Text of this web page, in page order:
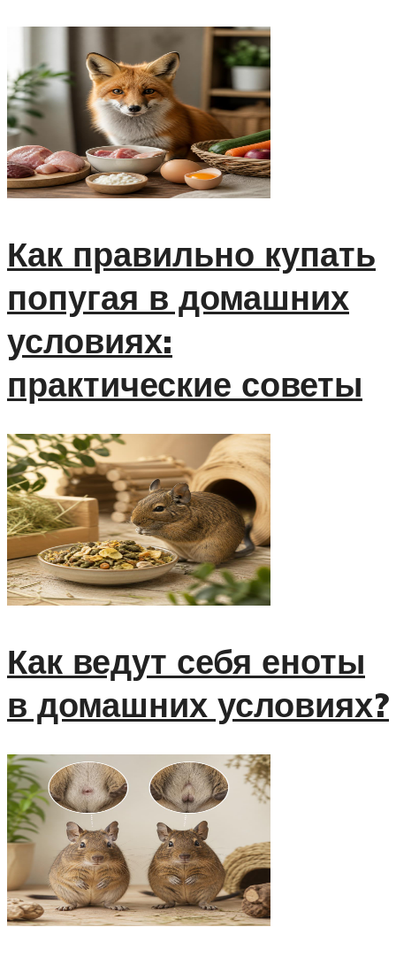
Как правильно купать
попугая в домашних
условиях:
практические советы
Как ведут себя еноты
в домашних условиях?